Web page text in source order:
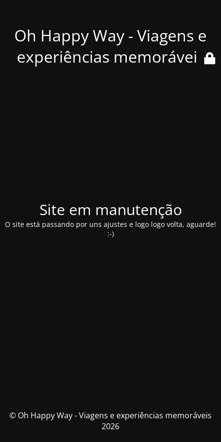
Oh Happy Way - Viagens e
experiências memoráveis
Site em manutenção
O site está passando por uns ajustes e logo logo volta, aguarde!
:-)
© Oh Happy Way - Viagens e experiências memoráveis
2026